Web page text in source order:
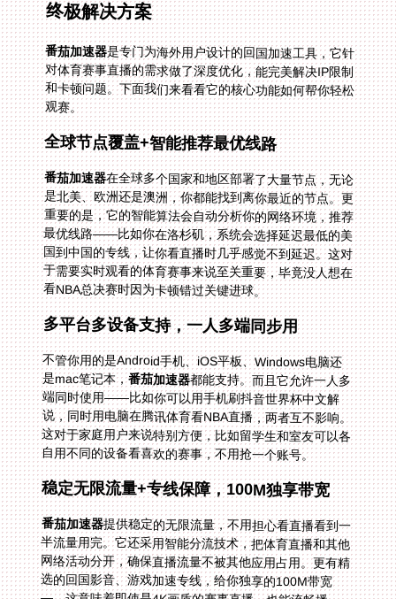
终极解决方案
番茄加速器是专门为海外用户设计的回国加速工具，它针
对体育赛事直播的需求做了深度优化，能完美解决IP限制
和卡顿问题。下面我们来看看它的核心功能如何帮你轻松
观赛。
全球节点覆盖+智能推荐最优线路
番茄加速器在全球多个国家和地区部署了大量节点，无论
是北美、欧洲还是澳洲，你都能找到离你最近的节点。更
重要的是，它的智能算法会自动分析你的网络环境，推荐
最优线路——比如你在洛杉矶，系统会选择延迟最低的美
国到中国的专线，让你看直播时几乎感觉不到延迟。这对
于需要实时观看的体育赛事来说至关重要，毕竟没人想在
看NBA总决赛时因为卡顿错过关键进球。
多平台多设备支持，一人多端同步用
不管你用的是Android手机、iOS平板、Windows电脑还
是mac笔记本，番茄加速器都能支持。而且它允许一人多
端同时使用——比如你可以用手机刷抖音世界杯中文解
说，同时用电脑在腾讯体育看NBA直播，两者互不影响。
这对于家庭用户来说特别方便，比如留学生和室友可以各
自用不同的设备看喜欢的赛事，不用抢一个账号。
稳定无限流量+专线保障，100M独享带宽
番茄加速器提供稳定的无限流量，不用担心看直播看到一
半流量用完。它还采用智能分流技术，把体育直播和其他
网络活动分开，确保直播流量不被其他应用占用。更有精
选的回国影音、游戏加速专线，给你独享的100M带宽
——这意味着即使是4K画质的赛事直播，也能流畅播
放，不会出现缓冲或掉帧的情况。比如你在国外看土耳其